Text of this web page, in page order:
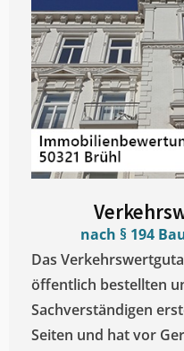
nach § 194
Das
öffentlich bestellten
Sachverständigen
Seiten und hat vor